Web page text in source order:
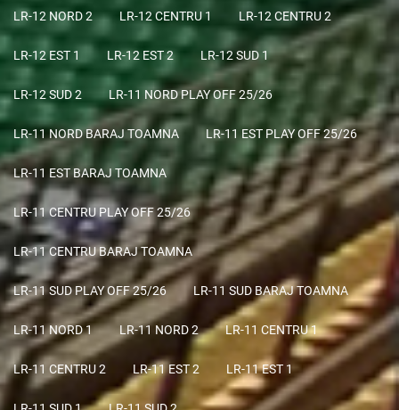
LR-12 NORD 2 LR-12 CENTRU 1 LR-12 CENTRU 2
LR-12 EST 1 LR-12 EST 2 LR-12 SUD 1
LR-12 SUD 2 LR-11 NORD PLAY OFF 25/26
LR-11 NORD BARAJ TOAMNA LR-11 EST PLAY OFF 25/26
LR-11 EST BARAJ TOAMNA
LR-11 CENTRU PLAY OFF 25/26
LR-11 CENTRU BARAJ TOAMNA
LR-11 SUD PLAY OFF 25/26 LR-11 SUD BARAJ TOAMNA
LR-11 NORD 1 LR-11 NORD 2 LR-11 CENTRU 1
LR-11 CENTRU 2 LR-11 EST 2 LR-11 EST 1